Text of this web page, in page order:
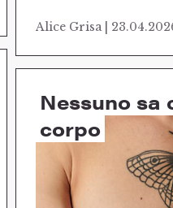
Alice Grisa |
Nessuno sa
corpo